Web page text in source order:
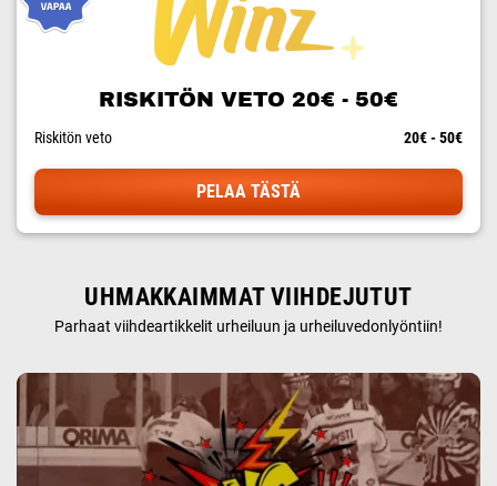
RISKITÖN VETO 20€ - 50€
Riskitön veto 20€ - 50€
PELAA TÄSTÄ
UHMAKKAIMMAT VIIHDEJUTUT
Parhaat viihdeartikkelit urheiluun ja urheiluvedonlyöntiin!